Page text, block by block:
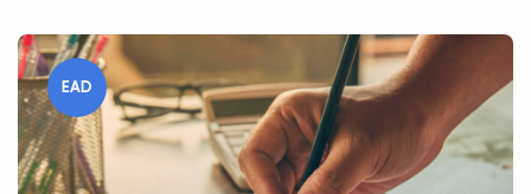
EAD